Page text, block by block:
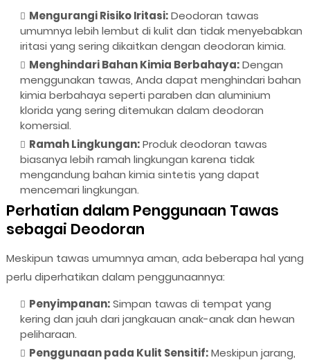
Mengurangi Risiko Iritasi:Deodoran tawas
umumnya lebih lembut di kulit dan tidak menyebabkan
iritasi yang sering dikaitkan dengan deodoran kimia.
Menghindari Bahan Kimia Berbahaya:Dengan
menggunakan tawas, Anda dapat menghindari bahan
kimia berbahaya seperti paraben dan aluminium
klorida yang sering ditemukan dalam deodoran
komersial.
Ramah Lingkungan:Produk deodoran tawas
biasanya lebih ramah lingkungan karena tidak
mengandung bahan kimia sintetis yang dapat
mencemari lingkungan.
Perhatian dalam Penggunaan Tawas
sebagai Deodoran
Meskipun tawas umumnya aman, ada beberapa hal yang
perlu diperhatikan dalam penggunaannya:
Penyimpanan:Simpan tawas di tempat yang
kering dan jauh dari jangkauan anak-anak dan hewan
peliharaan.
Penggunaan pada Kulit Sensitif:Meskipun jarang,